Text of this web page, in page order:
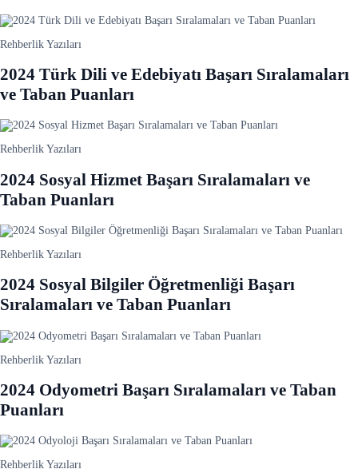
Rehberlik Yazıları
2024 Türk Dili ve Edebiyatı Başarı Sıralamaları
ve Taban Puanları
Rehberlik Yazıları
2024 Sosyal Hizmet Başarı Sıralamaları ve
Taban Puanları
Rehberlik Yazıları
2024 Sosyal Bilgiler Öğretmenliği Başarı
Sıralamaları ve Taban Puanları
Rehberlik Yazıları
2024 Odyometri Başarı Sıralamaları ve Taban
Puanları
Rehberlik Yazıları